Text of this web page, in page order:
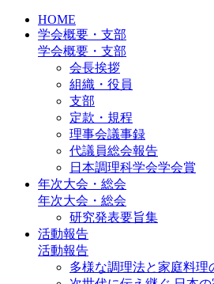
HOME
学会概要・支部
学会概要・支部
会長挨拶
組織・役員
支部
定款・規程
理事会議事録
代議員総会報告
日本調理科学会学会賞
年次大会・総会
年次大会・総会
研究発表要旨集
活動報告
活動報告
多様な調理法と家庭料理